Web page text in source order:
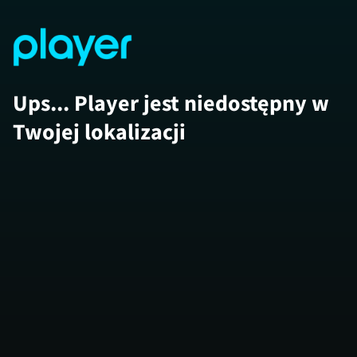
Ups... Player jest niedostępny w
Twojej lokalizacji